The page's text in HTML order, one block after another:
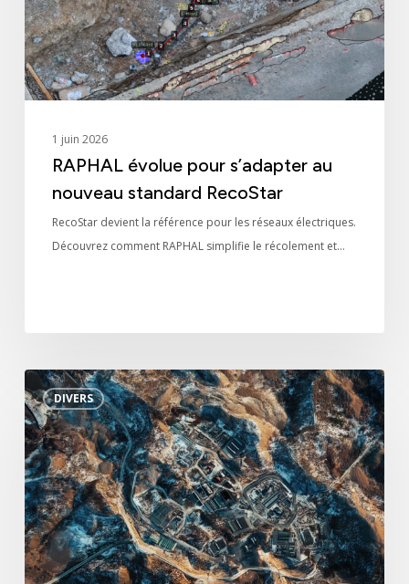
standard
RecoStar
1 juin 2026
RAPHAL évolue pour s’adapter au
nouveau standard RecoStar
RecoStar devient la référence pour les réseaux électriques.
Découvrez comment RAPHAL simplifie le récolement et…
DIVERS
Des
informations
géolocalisées
pour
décider
dans
un
monde
incertain